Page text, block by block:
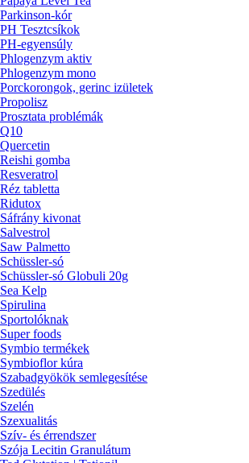
Parkinson-kór
PH Tesztcsíkok
PH-egyensúly
Phlogenzym aktiv
Phlogenzym mono
Porckorongok, gerinc izületek
Propolisz
Prosztata problémák
Q10
Quercetin
Reishi gomba
Resveratrol
Réz tabletta
Ridutox
Sáfrány kivonat
Salvestrol
Saw Palmetto
Schüssler-só
Schüssler-só Globuli 20g
Sea Kelp
Spirulina
Sportolóknak
Super foods
Symbio termékek
Symbioflor kúra
Szabadgyökök semlegesítése
Szedülés
Szelén
Szexualitás
Szív- és érrendszer
Szója Lecitin Granulátum